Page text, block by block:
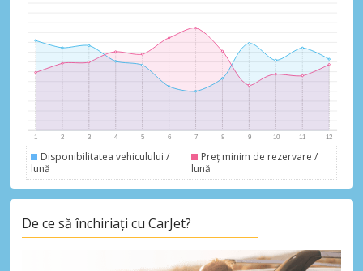
Disponibilitatea vehiculului /
lună
Preț minim de rezervare /
lună
De ce să închiriați cu CarJet?